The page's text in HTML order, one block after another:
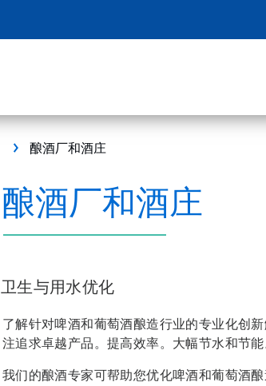
酿酒厂和酒庄
酿酒厂和酒庄
卫生与用水优化
了解针对啤酒和葡萄酒酿造行业的专业化创
注追求卓越产品。提高效率。大幅节水和节能
我们的酿酒专家可帮助您优化啤酒和葡萄酒